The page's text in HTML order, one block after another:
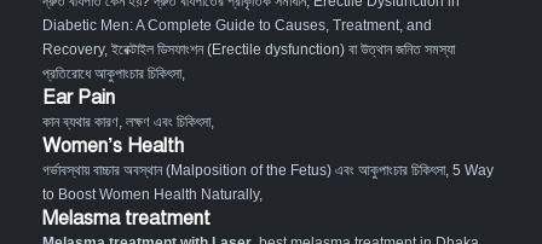
Diabetic Men: A Complete Guide to Causes, Treatment, and
Recovery, ইরেক্টাইল ডিসফাংশন (Erectile dysfunction) বা উত্থান জনিত সমস্যা
প্রতিরোধে আকুপাংচার চিকিৎসা,
Ear Pain
কান ব্যথার কারণ, লক্ষণ এবং চিকিৎসা,
Women’s Health
গর্ভাবস্থায় বাচ্চার অবস্থান (Malposition of the Fetus) এবং আকুপাংচার চিকিৎসা, 5 Way
to Boost Women Health Naturally,
Melasma treatment